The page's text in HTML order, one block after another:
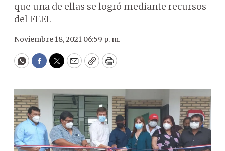
que una de ellas se logró mediante recursos
del FEEI.
Noviembre 18, 2021 06:59 p. m.
WhatsApp
Facebook
Twitter
EmailCopyPrint